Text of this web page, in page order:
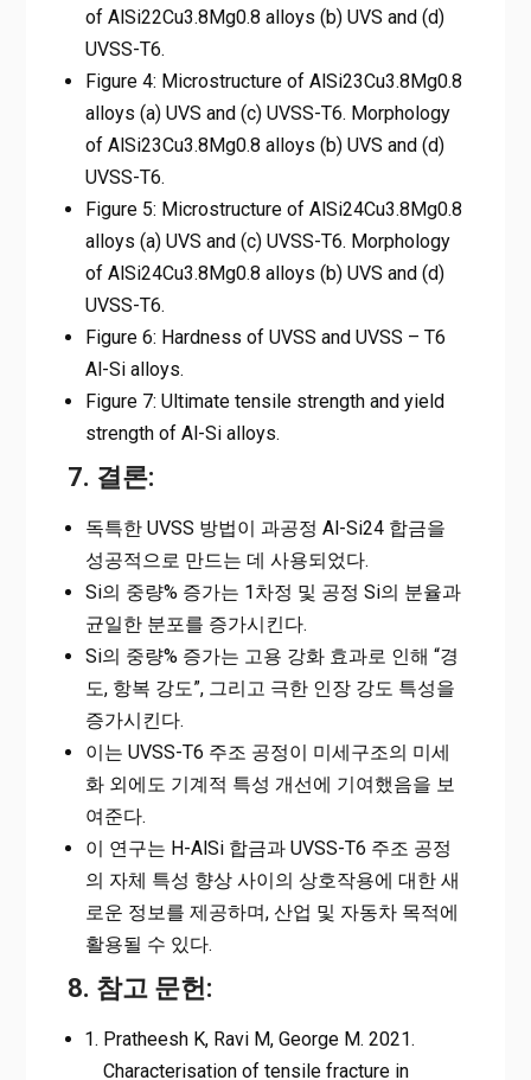
of AlSi22Cu3.8Mg0.8 alloys (b) UVS and (d)
UVSS-T6.
Figure 4: Microstructure of AlSi23Cu3.8Mg0.8
alloys (a) UVS and (c) UVSS-T6. Morphology
of AlSi23Cu3.8Mg0.8 alloys (b) UVS and (d)
UVSS-T6.
Figure 5: Microstructure of AlSi24Cu3.8Mg0.8
alloys (a) UVS and (c) UVSS-T6. Morphology
of AlSi24Cu3.8Mg0.8 alloys (b) UVS and (d)
UVSS-T6.
Figure 6: Hardness of UVSS and UVSS – T6
Al-Si alloys.
Figure 7: Ultimate tensile strength and yield
strength of Al-Si alloys.
7. 결론:
독특한 UVSS 방법이 과공정 Al-Si24 합금을
성공적으로 만드는 데 사용되었다.
Si의 중량% 증가는 1차정 및 공정 Si의 분율과
균일한 분포를 증가시킨다.
Si의 중량% 증가는 고용 강화 효과로 인해 “경
도, 항복 강도”, 그리고 극한 인장 강도 특성을
증가시킨다.
이는 UVSS-T6 주조 공정이 미세구조의 미세
화 외에도 기계적 특성 개선에 기여했음을 보
여준다.
이 연구는 H-AlSi 합금과 UVSS-T6 주조 공정
의 자체 특성 향상 사이의 상호작용에 대한 새
로운 정보를 제공하며, 산업 및 자동차 목적에
활용될 수 있다.
8. 참고 문헌:
Pratheesh K, Ravi M, George M. 2021.
Characterisation of tensile fracture in